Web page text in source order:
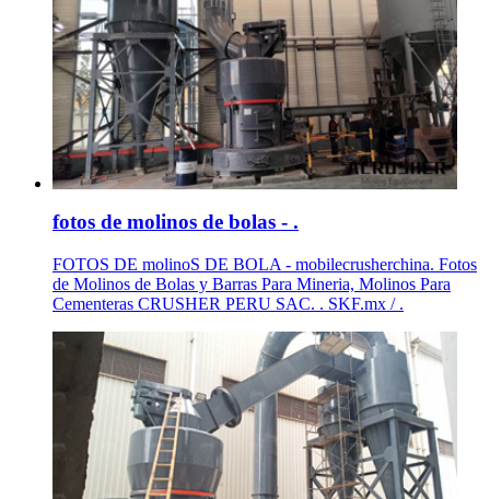
fotos de molinos de bolas - .
FOTOS DE molinoS DE BOLA - mobilecrusherchina. Fotos
de Molinos de Bolas y Barras Para Mineria, Molinos Para
Cementeras CRUSHER PERU SAC. . SKF.mx / .